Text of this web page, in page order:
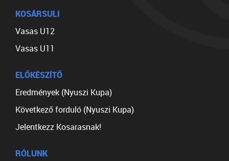
KOSÁRSULI
Vasas U12
Vasas U11
ELŐKÉSZÍTŐ
Eredmények (Nyuszi Kupa)
Következő forduló (Nyuszi Kupa)
Jelentkezz Kosarasnak!
RÓLUNK